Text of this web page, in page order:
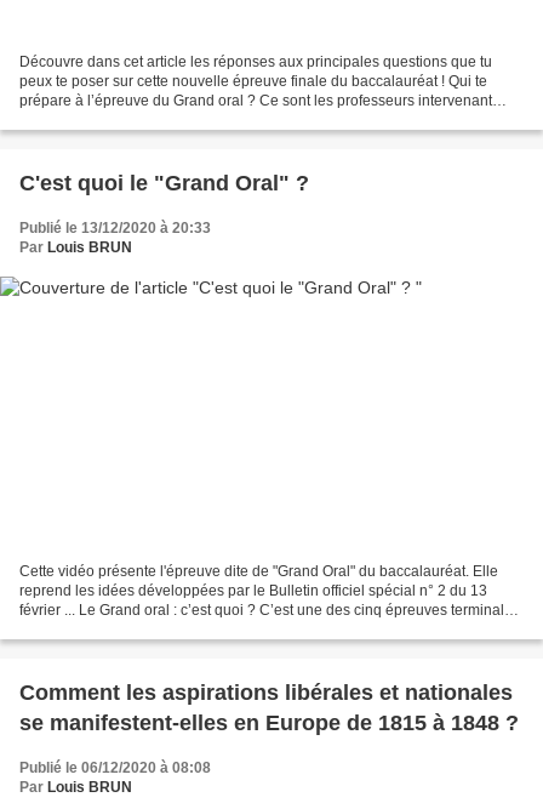
Découvre dans cet article les réponses aux principales questions que tu
peux te poser sur cette nouvelle épreuve finale du baccalauréat ! Qui te
prépare à l’épreuve du Grand oral ? Ce sont les professeurs intervenant
C'est quoi le "Grand Oral" ?
Publié le 13/12/2020 à 20:33
Par Louis BRUN
Cette vidéo présente l'épreuve dite de "Grand Oral" du baccalauréat. Elle
reprend les idées développées par le Bulletin officiel spécial n° 2 du 13
février ... Le Grand oral : c’est quoi ? C’est une des cinq épreuves terminales
Comment les aspirations libérales et nationales
se manifestent-elles en Europe de 1815 à 1848 ?
Publié le 06/12/2020 à 08:08
Par Louis BRUN